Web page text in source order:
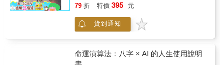
氣、穩定而安靜，個性評價不錯〕〔獨白： 反
過來說，也因名利得意、人生順遂，自然心性
安穩平和〕● 命局混濁雜亂、相互刑沖戰剋，
理狀態，亦主內部，多論家庭或公司單位等近
身組織。地支刑沖戰剋，心理思維是雜亂多
79 折 特價 395 元
貨到通知
命運演算法：八字 × AI 的人生使用說明